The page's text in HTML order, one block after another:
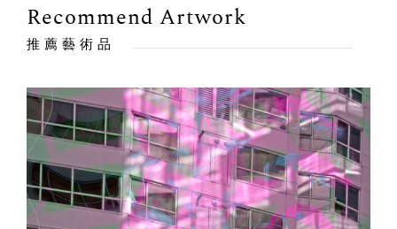
Recommend Artwork
推薦藝術品